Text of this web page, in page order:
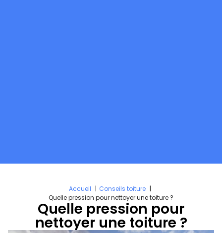
Accueil
Conseils toiture
Quelle pression pour nettoyer une toiture ?
Quelle pression pour
nettoyer une toiture ?